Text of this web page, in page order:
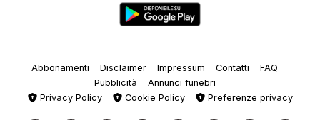
Abbonamenti Disclaimer Impressum Contatti
FAQ
Pubblicità
Annunci funebri
Privacy Policy
Cookie Policy Preferenze privacy